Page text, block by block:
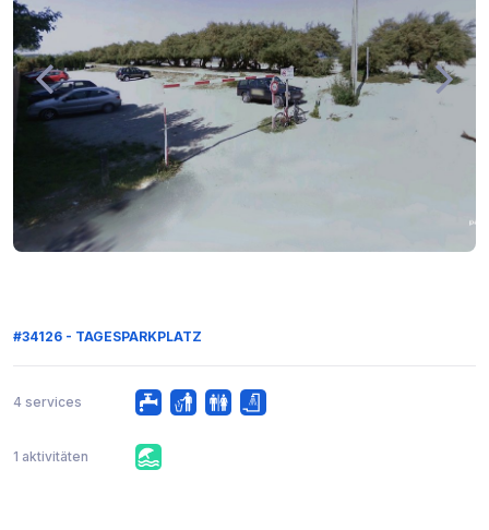
#34126 - TAGESPARKPLATZ
4 services
1 aktivitäten